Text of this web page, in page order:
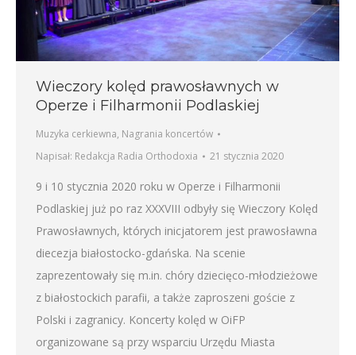
Wieczory kolęd prawosławnych w
Operze i Filharmonii Podlaskiej
Muzyka cerkiewna, Nagrania koncertów
Napisał: Redakcja Radia Orthodoxia 21 stycznia 2020
9 i 10 stycznia 2020 roku w Operze i Filharmonii
Podlaskiej już po raz XXXVIII odbyły się Wieczory Kolęd
Prawosławnych, których inicjatorem jest prawosławna
diecezja białostocko-gdańska. Na scenie
zaprezentowały się m.in. chóry dziecięco-młodzieżowe
z białostockich parafii, a także zaproszeni goście z
Polski i zagranicy. Koncerty kolęd w OiFP
organizowane są przy wsparciu Urzędu Miasta